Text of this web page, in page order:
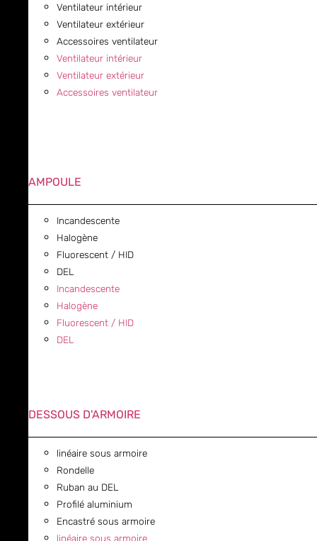
Ventilateur intérieur
Ventilateur extérieur
Accessoires ventilateur
Ventilateur intérieur
Ventilateur extérieur
Accessoires ventilateur
AMPOULE
Incandescente
Halogène
Fluorescent / HID
DEL
Incandescente
Halogène
Fluorescent / HID
DEL
DESSOUS D'ARMOIRE
linéaire sous armoire
Rondelle
Ruban au DEL
Profilé aluminium
Encastré sous armoire
linéaire sous armoire